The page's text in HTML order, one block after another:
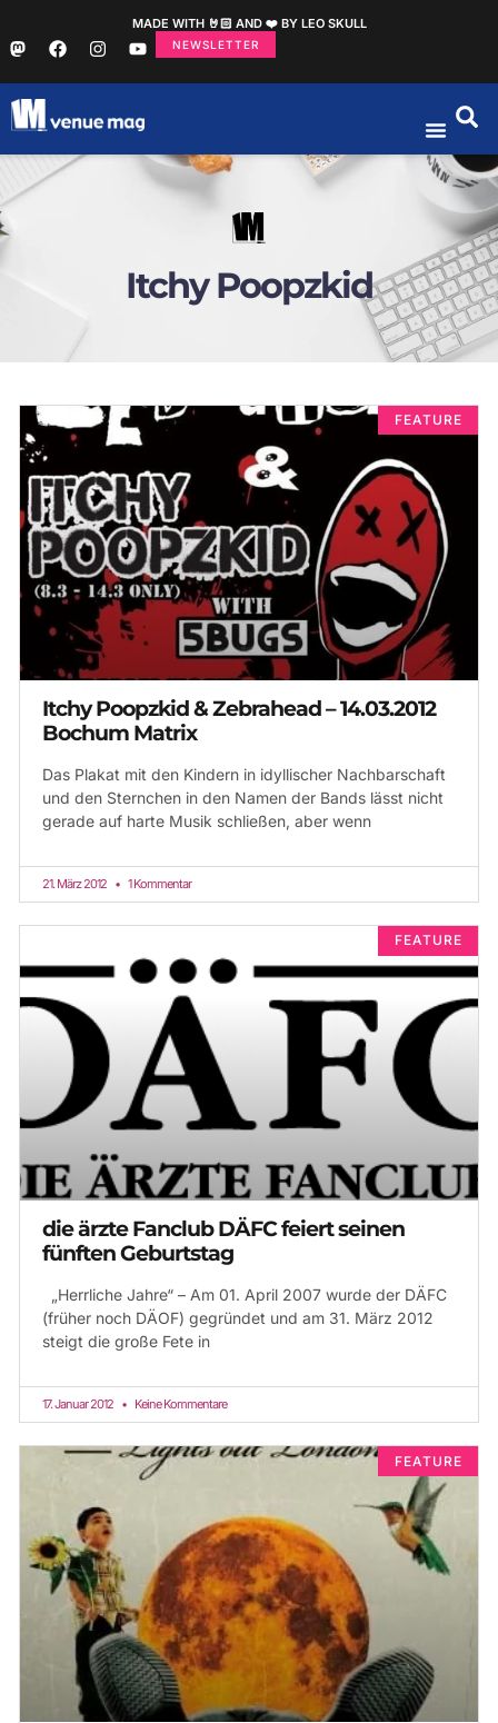
MADE WITH 🤘🏻 AND ❤️ BY LEO SKULL
NEWSLETTER
Itchy Poopzkid
FEATURE
Itchy Poopzkid & Zebrahead – 14.03.2012
Bochum Matrix
Das Plakat mit den Kindern in idyllischer Nachbarschaft
und den Sternchen in den Namen der Bands lässt nicht
gerade auf harte Musik schließen, aber wenn
21. März 2012 1 Kommentar
FEATURE
die ärzte Fanclub DÄFC feiert seinen
fünften Geburtstag
„Herrliche Jahre“ – Am 01. April 2007 wurde der DÄFC
(früher noch DÄOF) gegründet und am 31. März 2012
steigt die große Fete in
17. Januar 2012 Keine Kommentare
FEATURE